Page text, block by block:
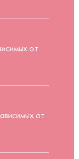
от
от